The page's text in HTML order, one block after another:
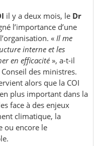
il y a deux mois, le Dr
l’importance d’une
« Il me
interne et les
en efficacité», a-t-il
des ministres.
alors que la COI
plus important dans la
face à des enjeux
climatique, la
ou encore le